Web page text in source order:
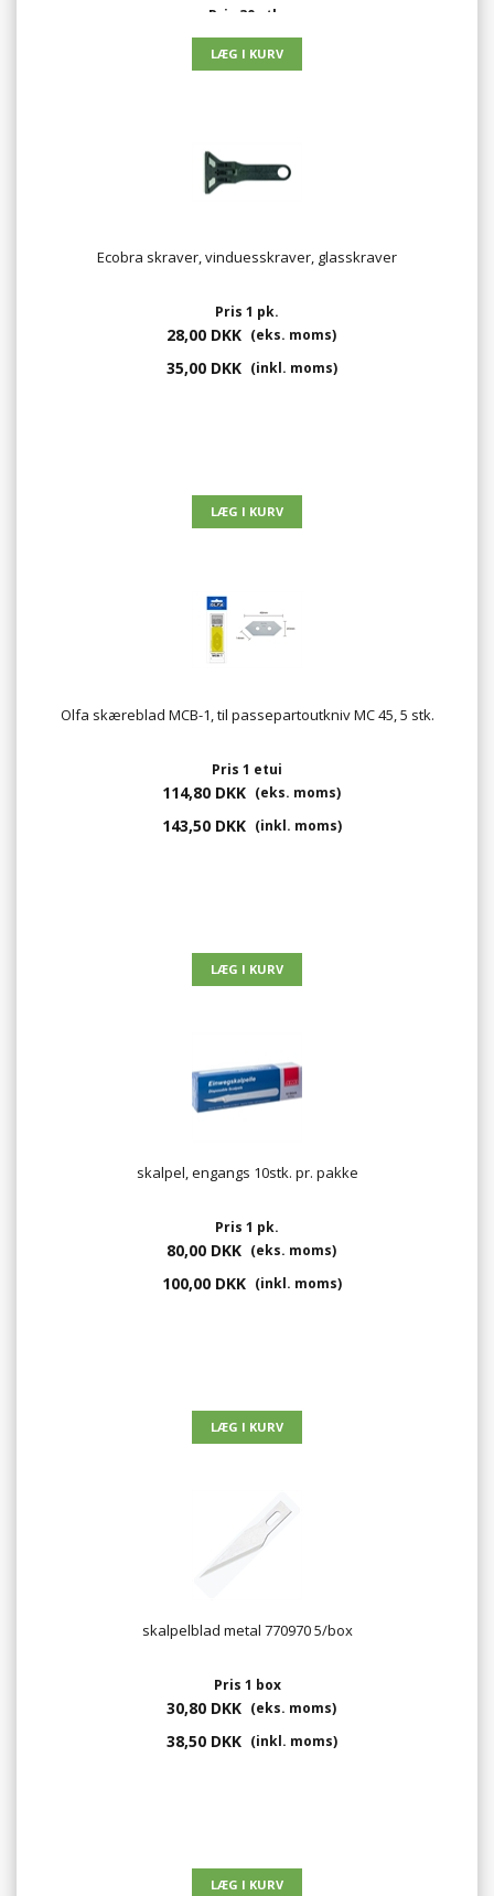
Pris 30 stk.
27,29 DKK (eks. moms)
34,11 DKK (inkl. moms)
Ecobra skraver, vinduesskraver, glasskraver
Pris 1 pk.
28,00 DKK (eks. moms)
35,00 DKK (inkl. moms)
Olfa skæreblad MCB-1, til passepartoutkniv MC 45, 5 stk.
Pris 1 etui
114,80 DKK (eks. moms)
143,50 DKK (inkl. moms)
skalpel, engangs 10stk. pr. pakke
Pris 1 pk.
80,00 DKK (eks. moms)
100,00 DKK (inkl. moms)
skalpelblad metal 770970 5/box
Pris 1 box
30,80 DKK (eks. moms)
38,50 DKK (inkl. moms)